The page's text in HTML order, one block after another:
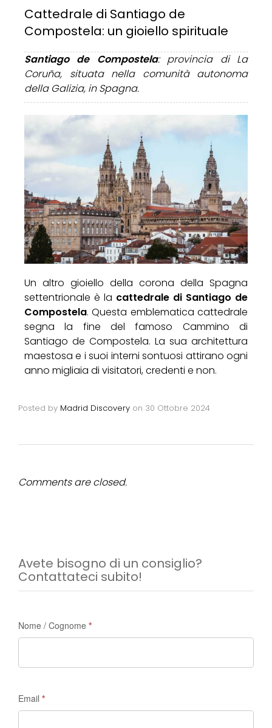
Cattedrale di Santiago de
Compostela: un gioiello spirituale
Santiago de Compostela: provincia di La
Coruña, situata nella comunità autonoma
della Galizia, in Spagna.
Un altro gioiello della corona della Spagna
settentrionale è la cattedrale di Santiago de
Compostela. Questa emblematica cattedrale
segna la fine del famoso Cammino di
Santiago de Compostela. La sua architettura
maestosa e i suoi interni sontuosi attirano ogni
anno migliaia di visitatori, credenti e non.
Posted by Madrid Discovery on 30 Ottobre 2024
Comments are closed.
Avete bisogno di un consiglio?
Contattateci subito!
di
-
Madrid
Discovery
Nome / Cognome *
Email *